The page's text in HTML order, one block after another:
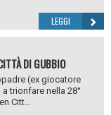
LEGGI
DI GUBBIO
(ex giocatore
trionfare nella 28°
Citt...